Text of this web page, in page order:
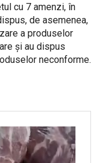
cu 7 amenzi, în
de asemenea,
a produselor
și au dispus
neconforme.